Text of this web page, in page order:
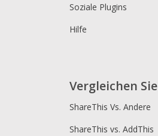
Soziale Plugins
Hilfe
Vergleichen Sie
ShareThis Vs. Andere
ShareThis vs. AddThis